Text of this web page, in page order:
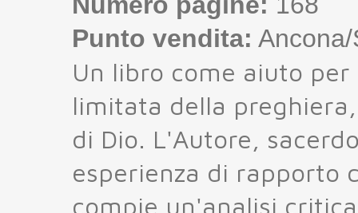
Punto vendita:
Un libro come aiuto
limitata della
di Dio. L'Autore,
esperienza di rapporto
compie un'analisi